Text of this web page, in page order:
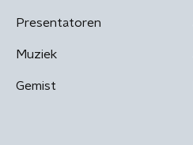
Presentatoren
Muziek
Gemist